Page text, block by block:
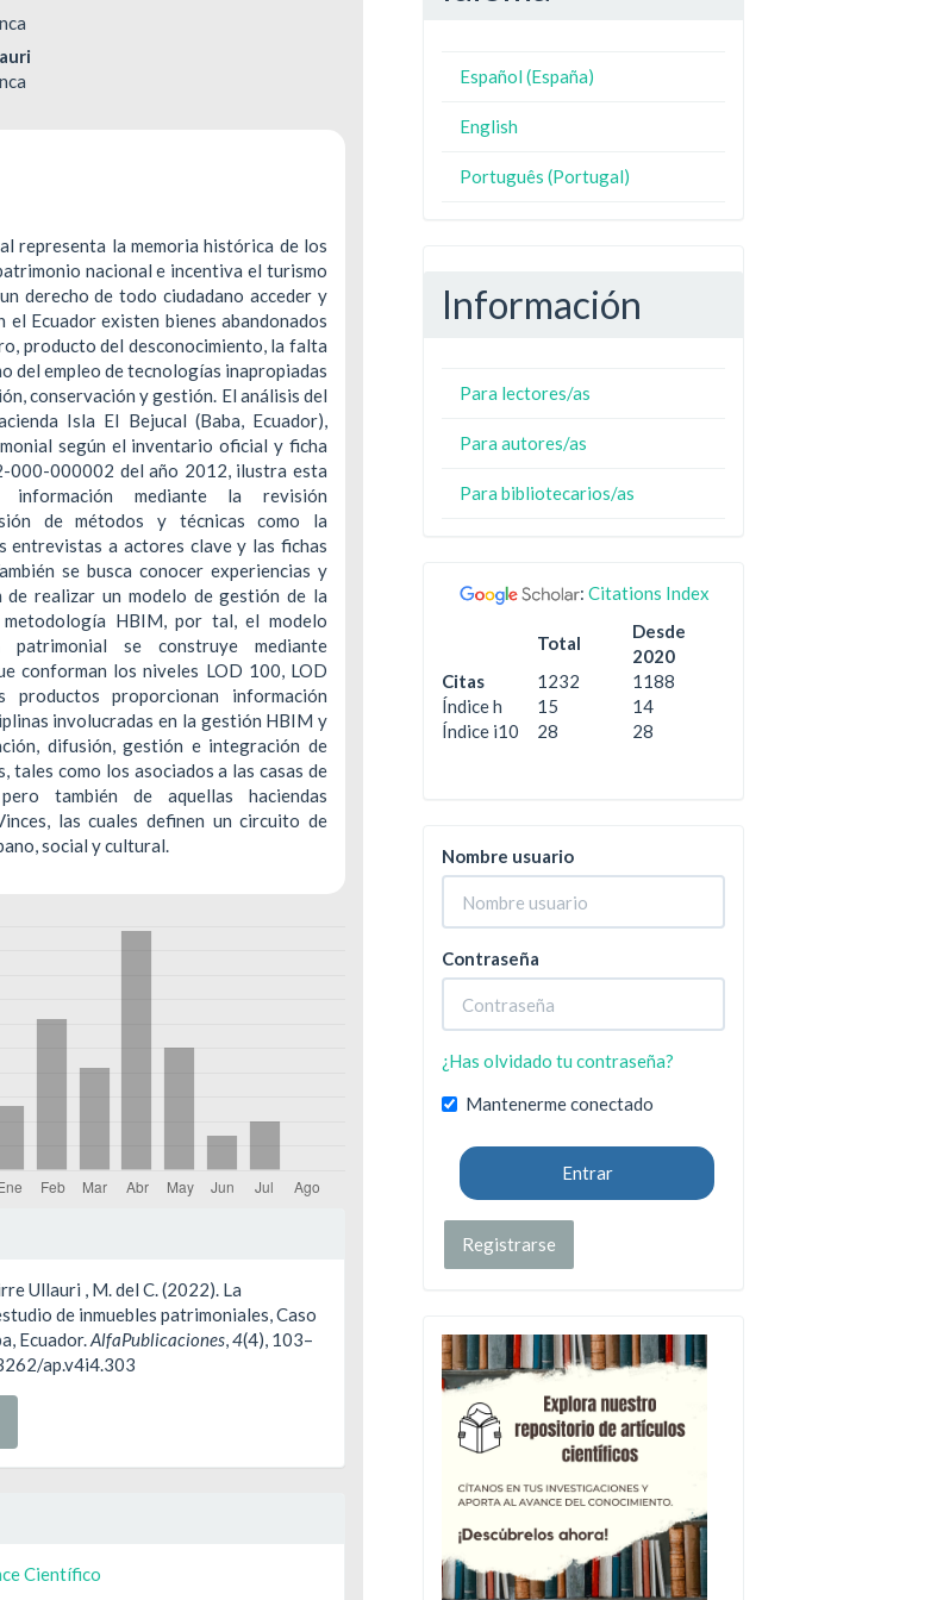
representa la memoria histórica de los
nacional e incentiva el turismo
derecho de todo ciudadano acceder y
el Ecuador existen bienes abandonados
producto del desconocimiento, la falta
del empleo de tecnologías inapropiadas
conservación y gestión. El análisis del
Isla El Bejucal (Baba, Ecuador),
según el inventario oficial y ficha
000002 del año 2012, ilustra esta
información mediante la revisión
de métodos y técnicas como la
entrevistas a actores clave y las fichas
se busca conocer experiencias y
de realizar un modelo de gestión de la
HBIM, por tal, el modelo
patrimonial se construye mediante
conforman los niveles LOD 100, LOD
proporcionan información
involucradas en la gestión HBIM y
difusión, gestión e integración de
como los asociados a las casas de
también de aquellas haciendas
las cuales definen un circuito de
social y cultural.
Ullauri , M. del C. (2022). La
de inmuebles patrimoniales, Caso
Ecuador.AlfaPublicaciones,4(4), 103–
ap.v4i4.303
Científico
Español (España)
English
Português (Portugal)
Información
Para lectores/as
Para autores/as
Para bibliotecarios/as
: Citations Index
Total
Desde
2020
Citas
1232
1188
Índice h
15
14
Índice i10
28 28
Nombre usuario
Contraseña
¿Has olvidado tu contraseña?
Mantenerme conectado
Entrar
Registrarse